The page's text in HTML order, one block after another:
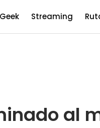
Geek Streaming
al